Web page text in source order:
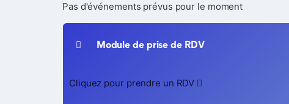
Pas d'événements prévus pour le moment
Module de prise de RDV
Cliquez pour prendre un RDV